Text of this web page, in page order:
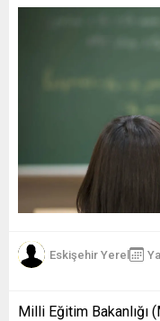
Eskişehir Yerel
Milli Eğitim Bakanlığı